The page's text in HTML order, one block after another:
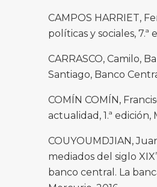
CAMPOS HARRIET,
políticas y sociales,
CARRASCO, Camilo,
Santiago, Banco
COMÍN COMÍN,
actualidad, 1.ª
COUYOUMDJIAN,
mediados del siglo
banco central. La